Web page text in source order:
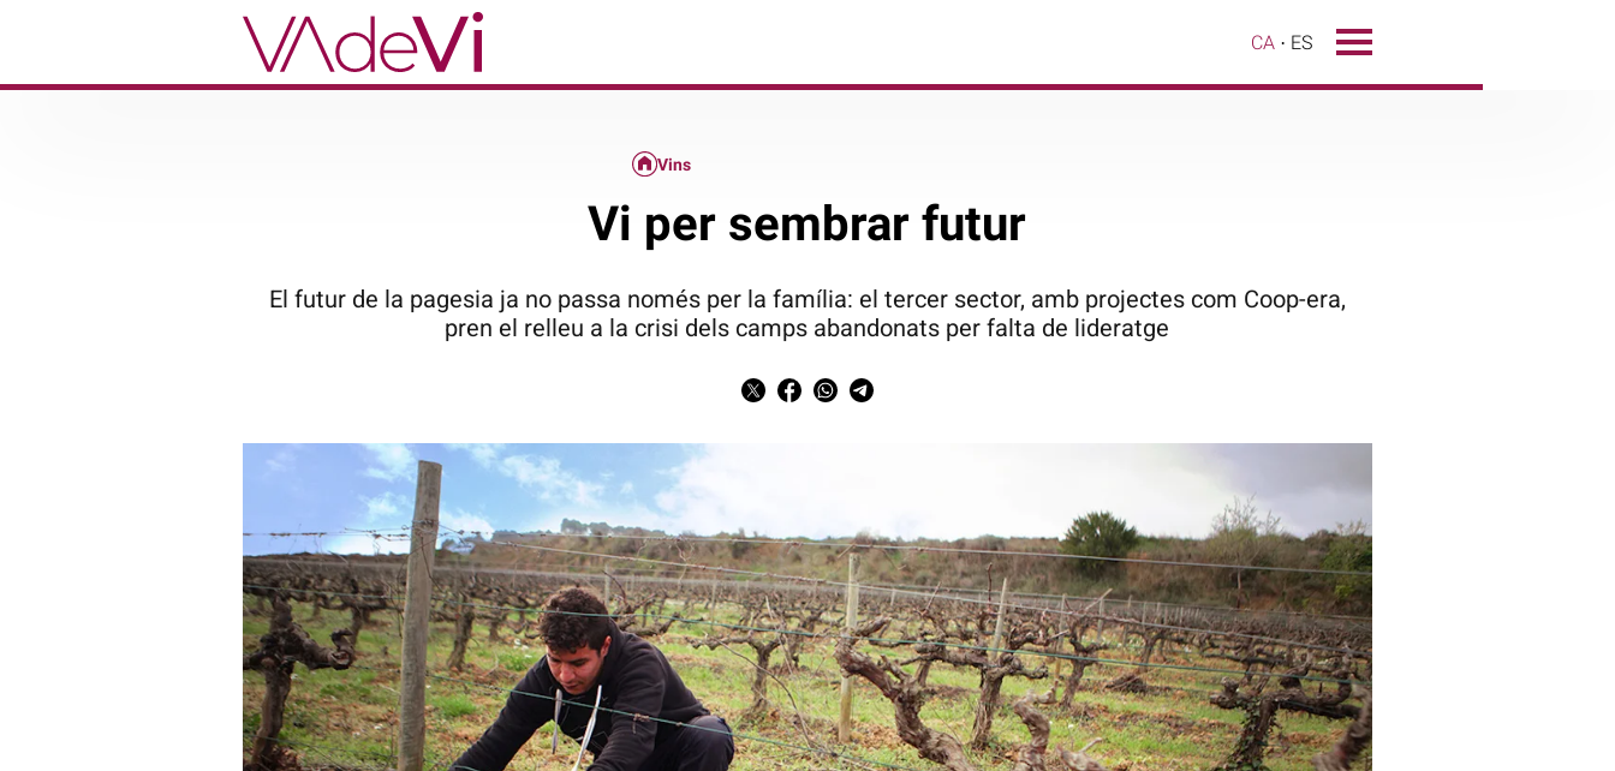
CA ES
Vins
Vi per sembrar futur
El futur de la pagesia ja no passa només per la família: el tercer sector, amb projectes com Coop-era,
pren el relleu a la crisi dels camps abandonats per falta de lideratge